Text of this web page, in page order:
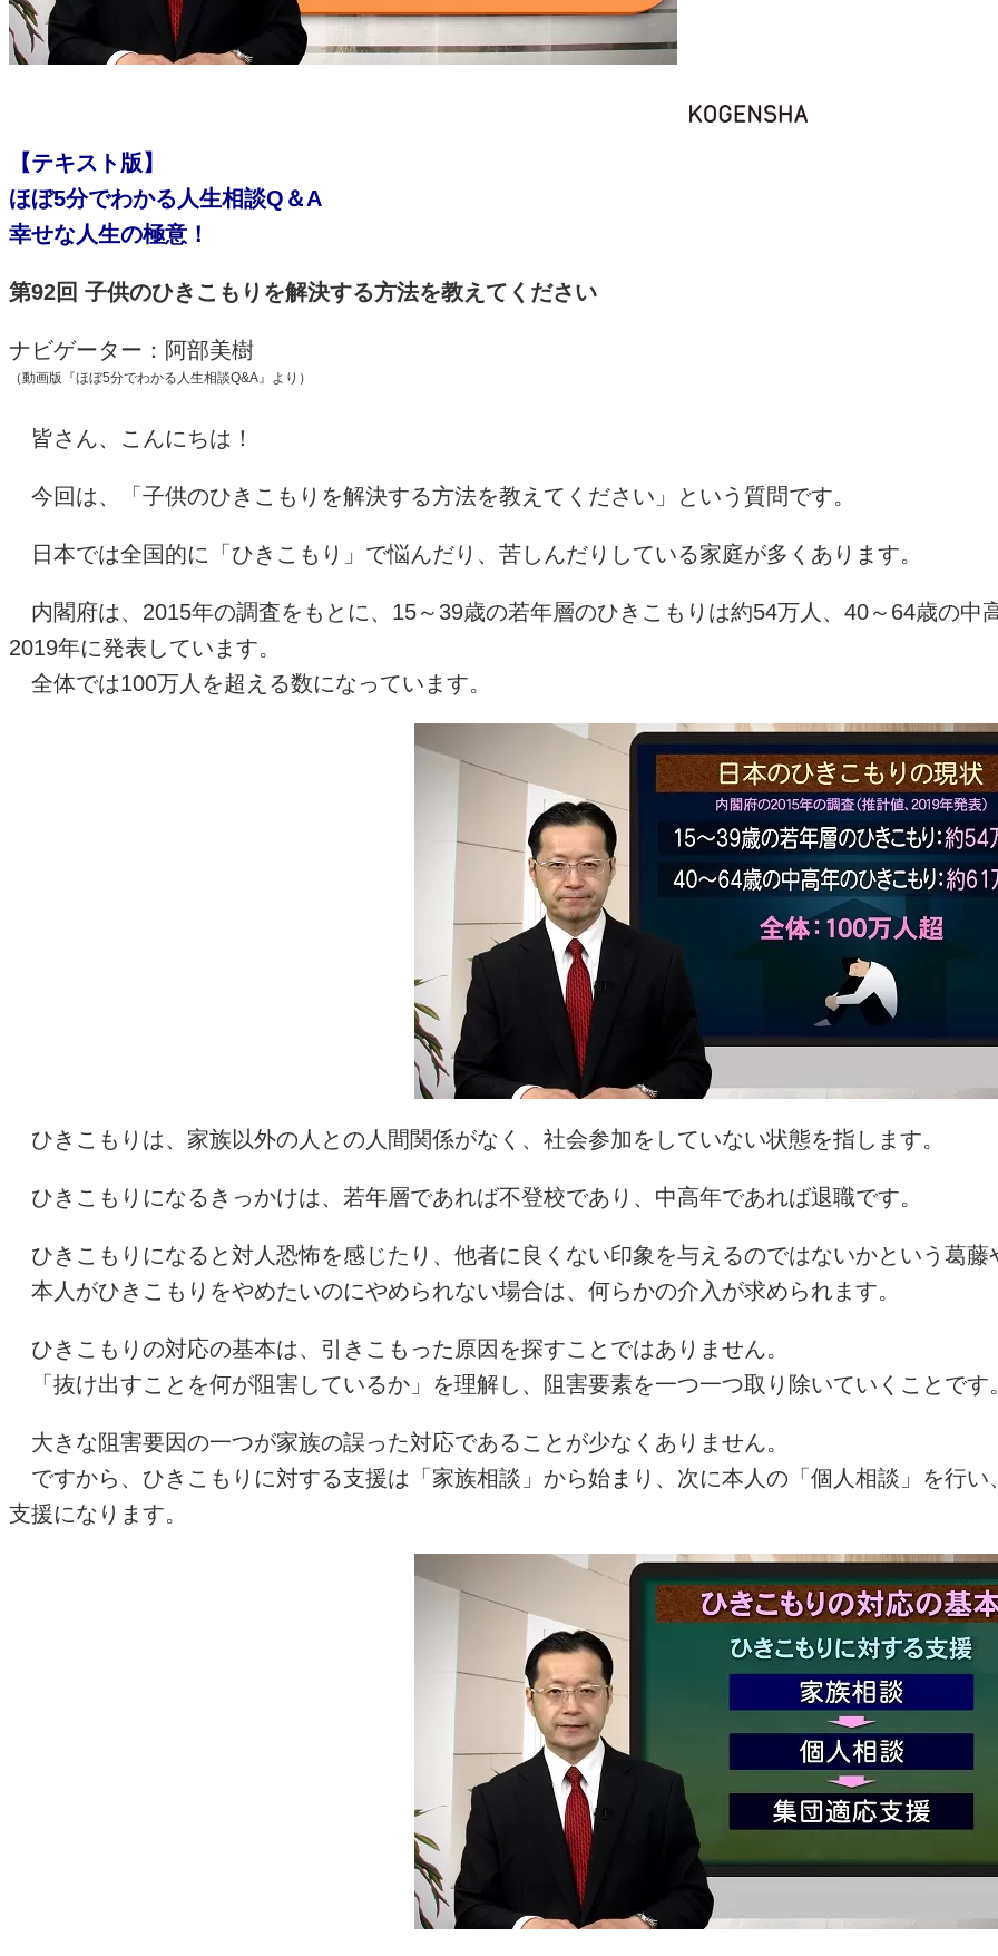
【テキスト版】
ほぼ5分でわかる人生相談Q＆A
幸せな人生の極意！
第92回 子供のひきこもりを解決する方法を教えてください
ナビゲーター：阿部美樹
（動画版『ほぼ5分でわかる人生相談Q&A』より）
皆さん、こんにちは！
今回は、「子供のひきこもりを解決する方法を教えてください」という質問です。
日本では全国的に「ひきこもり」で悩んだり、苦しんだりしている家庭が多くあります。
内閣府は、 2015年の調査をもとに、 15～ 39歳の若年層のひきこもりは約54万人、 40～ 64歳の中
2019年に発表しています。
全体では100万人を超える数になっています。
ひきこもりは、家族以外の人との人間関係がなく、社会参加をしていない状態を指します。
ひきこもりになるきっかけは、若年層であれば不登校であり、中高年であれば退職です。
ひきこもりになると対人恐怖を感じたり、他者に良くない印象を与えるのではないかという葛藤
本人がひきこもりをやめたいのにやめられない場合は、何らかの介入が求められます。
ひきこもりの対応の基本は、引きこもった原因を探すことではありません。
「抜け出すことを何が阻害しているか」を理解し、阻害要素を一つ一つ取り除いていくことです
大きな阻害要因の一つが家族の誤った対応であることが少なくありません。
ですから、ひきこもりに対する支援は「家族相談」から始まり、次に本人の「個人相談」を行
支援になります。